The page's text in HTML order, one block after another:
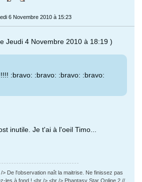
6 Novembre 2010 à 15:23
Jeudi 4 Novembre 2010 à 18:19 )
:bravo: :bravo: :bravo: :bravo:
inutile. Je t'ai à l'oeil Timo...
> De l'observation naît la maitrise. Ne finissez pas
les à fond ! <br /> <br /> Phantasy Star Online 2 //